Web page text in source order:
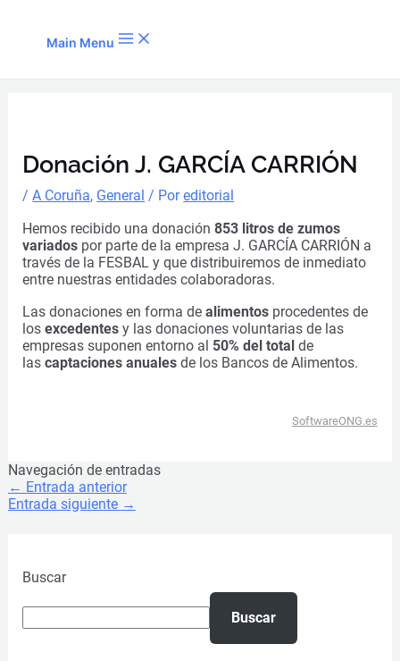
Main Menu
Donación J. GARCÍA CARRIÓN
/A Coruña, General / Poreditorial
Hemos recibido una donación853 litros de zumos
variados por parte de la empresa J. GARCÍA CARRIÓN a
través de la FESBAL y que distribuiremos de inmediato
entre nuestras entidades colaboradoras.
Las donaciones en forma dealimentos procedentes de
losexcedentes y las donaciones voluntarias de las
empresas suponen entorno al 50% del totalde
lascaptaciones anuales de los Bancos de Alimentos.
SoftwareONG.es
Navegación de entradas
← Entrada anterior
Entrada siguiente →
Buscar
Buscar